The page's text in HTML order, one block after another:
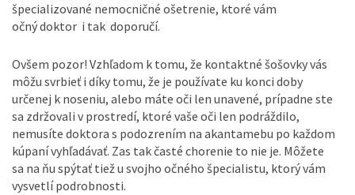
špecializované nemocničné ošetrenie, ktoré vám
očný doktor i tak doporučí.
Ovšem pozor! Vzhľadom k tomu, že kontaktné šošovky vás
môžu svrbieť i díky tomu, že je používate ku konci doby
určenej k noseniu, alebo máte oči len unavené, prípadne ste
sa zdržovali v prostredí, ktoré vaše oči len podráždilo,
nemusíte doktora s podozrením na akantamebu po každom
kúpaní vyhľadávať. Zas tak časté chorenie to nie je. Môžete
sa na ňu spýtať tiež u svojho očného špecialistu, ktorý vám
vysvetlí podrobnosti.